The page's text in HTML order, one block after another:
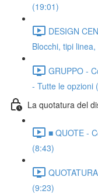
(19:01)
DESIGN
Blocchi, tipi
GRUPPO -
- Tutte le opzioni
La quotatura del
■ QUOTE -
(8:43)
(9:23)